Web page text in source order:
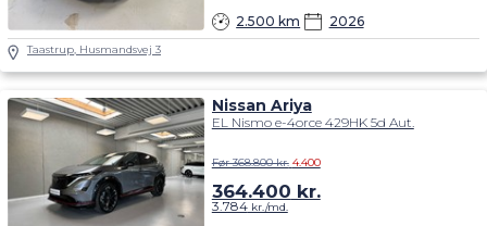
2.500 km 2026
Taastrup, Husmandsvej 3
Nissan Ariya
EL Nismo e-4orce 429HK 5d Aut.
Før 368.800 kr. 4.400
364.400 kr.
3.784kr./md.